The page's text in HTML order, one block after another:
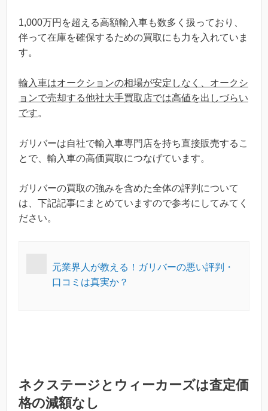
1,000万円を超える高額輸入車も数多く扱っており、
伴って在庫を確保するための買取にも力を入れていま
す。
輸入車はオークションの相場が安定しなく、オークシ
ョンで売却する他社大手買取店では高値を出しづらい
です。
ガリバーは自社で輸入車専門店を持ち直接販売するこ
とで、輸入車の高価買取につなげています。
ガリバーの買取の強みを含めた全体の評判について
は、下記記事にまとめていますので参考にしてみてく
ださい。
元業界人が教える！ガリバーの悪い評判・
口コミは真実か？
ネクステージとウィーカーズは査定価
格の減額なし